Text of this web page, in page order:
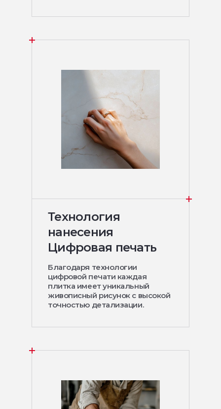
Технология
нанесения
Цифровая печать
Благодаря технологии
цифровой печати каждая
плитка имеет уникальный
живописный рисунок с высокой
точностью детализации.